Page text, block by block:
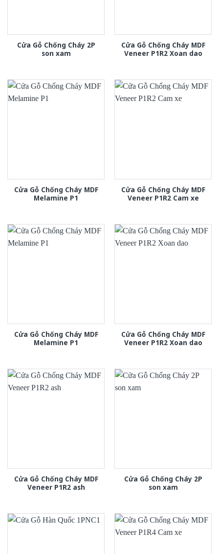
Cửa Gỗ Chống Cháy 2P
son xam
Cửa Gỗ Chống Cháy MDF
Veneer P1R2 Xoan dao
Cửa Gỗ Chống Cháy MDF
Melamine P1
Cửa Gỗ Chống Cháy MDF
Veneer P1R2 Cam xe
Cửa Gỗ Chống Cháy MDF
Melamine P1
Cửa Gỗ Chống Cháy MDF
Veneer P1R2 Xoan dao
Cửa Gỗ Chống Cháy MDF
Veneer P1R2 ash
Cửa Gỗ Chống Cháy 2P
son xam